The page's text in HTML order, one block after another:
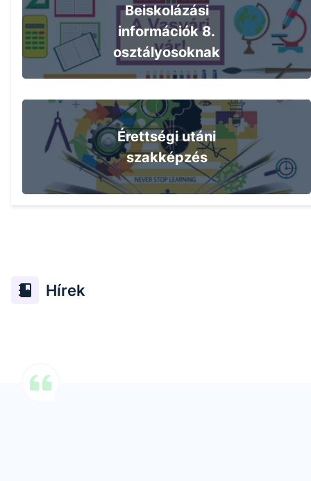
Beiskolázási
információk 8.
osztályosoknak
Érettségi utáni
szakképzés
Hírek